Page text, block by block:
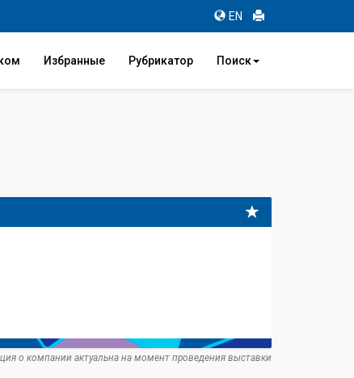
EN
Избранные Рубрикатор Поиск
о компании актуальна на момент проведения выставки